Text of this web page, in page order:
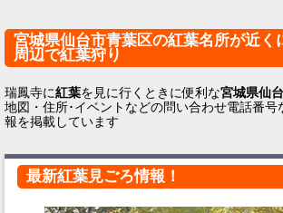
宮城県仙台市青葉区の紅葉名所が近く
周辺で紅葉狩り
瑞鳳寺に紅葉を見に行くときに便利な宮城県仙
地図・住所･イベントなどの問い合わせ電話番号
報を掲載しています
最新紅葉見ごろ情報！